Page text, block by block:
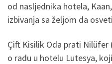
od nasljednika hotela,
izbivanja sa željom da
Çift Kisilik Oda prati Nilüfer
o radu u hotelu Lutesya,